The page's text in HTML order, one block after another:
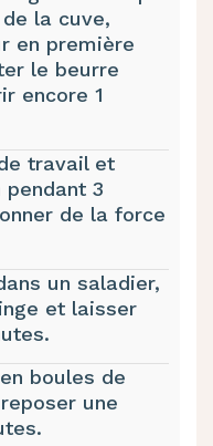
la cuve,
en première
le beurre
encore 1
travail et
3
de la force
un saladier,
et laisser
boules de
une